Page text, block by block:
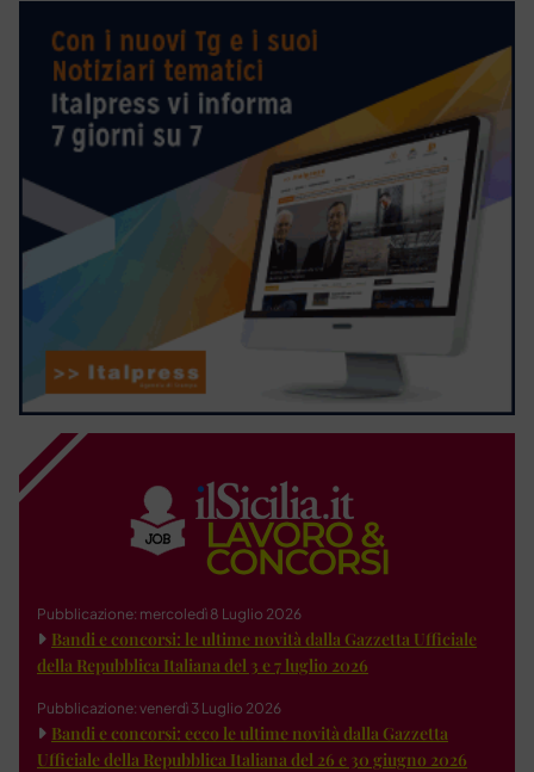
Pubblicazione: mercoledì 8 Luglio 2026
Bandi e concorsi: le ultime novità dalla Gazzetta Ufficiale
della Repubblica Italiana del 3 e 7 luglio 2026
Pubblicazione: venerdì 3 Luglio 2026
Bandi e concorsi: ecco le ultime novità dalla Gazzetta
Ufficiale della Repubblica Italiana del 26 e 30 giugno 2026